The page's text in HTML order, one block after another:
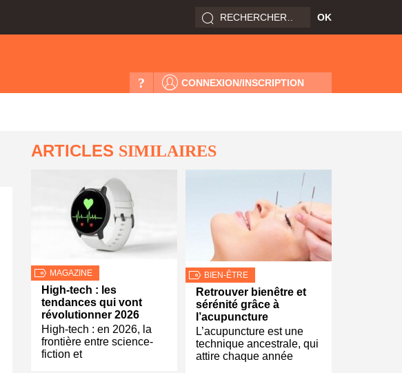
CONNEXION/INSCRIPTION
?
ARTICLES SIMILAIRES
MAGAZINE
High-tech : les
tendances qui vont
révolutionner 2026
High-tech : en 2026, la
frontière entre science-
fiction et
BIEN-ÊTRE
Retrouver bienêtre et
sérénité grâce à
l’acupuncture
L’acupuncture est une
technique ancestrale, qui
attire chaque année